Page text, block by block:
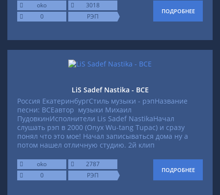
oko
3018
0
РЭП
ПОДРОБНЕЕ
LiS Sadef Nastika - ВСЕ
Россия ЕкатеринбургСтиль музыки - рэпНазвание
песни: ВСЕавтор музыки Михаил
ПудовкинИсполнители Lis Sadef NastikaНачал
слушать рэп в 2000 (Onyx Wu-tang Tupac) и сразу
понял что это мое! Начал записываться дома ну а
потом нашел отличную студию. 2й клип
oko
2787
0
РЭП
ПОДРОБНЕЕ